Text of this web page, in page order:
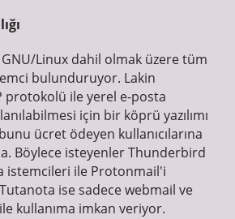
Linux dahil olmak üzere tüm
bulunduruyor. Lakin
protokolü ile yerel e-posta
için bir köprü yazılımı
ücret ödeyen kullanıcılarına
Böylece isteyenler Thunderbird
istemcileri ile Protonmail'i
ise sadece webmail ve
kullanıma imkan veriyor.